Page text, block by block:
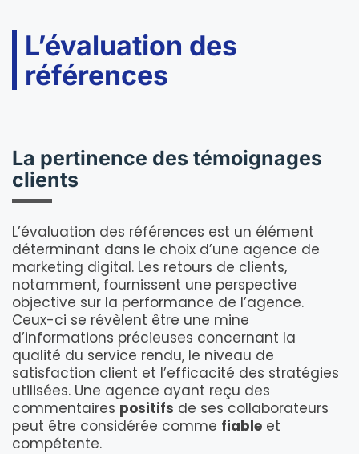
L’évaluation des
références
La pertinence des témoignages
clients
L’évaluation des références est un élément
déterminant dans le choix d’une agence de
marketing digital. Les retours de clients,
notamment, fournissent une perspective
objective sur la performance de l’agence.
Ceux-ci se révèlent être une mine
d’informations précieuses concernant la
qualité du service rendu, le niveau de
satisfaction client et l’efficacité des stratégies
utilisées. Une agence ayant reçu des
commentaires positifs de ses collaborateurs
peut être considérée comme fiable et
compétente.